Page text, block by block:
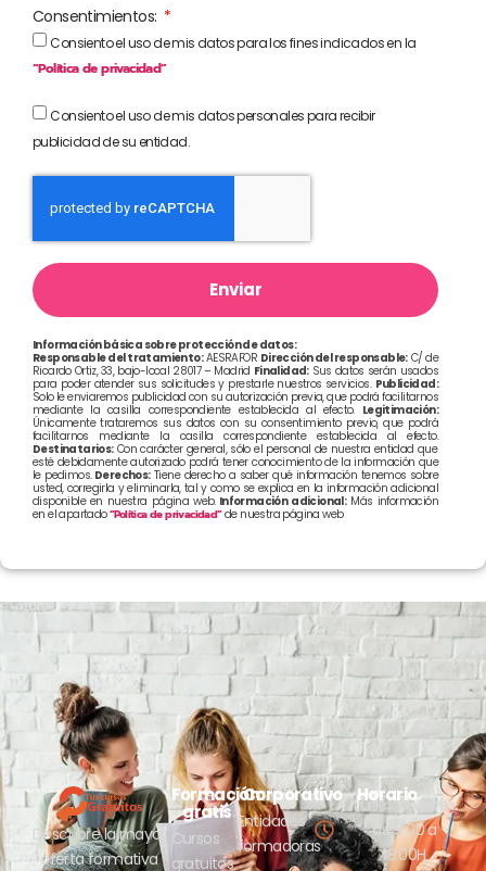
Consentimientos:
Consiento el uso de mis datos para los fines indicados en la
“Política de privacidad”
Consiento el uso de mis datos personales para recibir
publicidad de su entidad.
Enviar
Información básica sobre protección de datos:
Responsable del tratamiento:AESRAFOR Dirección del responsable:C/ de
Ricardo Ortiz, 33, bajo-local 28017 – Madrid Finalidad:Sus datos serán usados
para poder atender sus solicitudes y prestarle nuestros servicios. Publicidad:
Solo le enviaremos publicidad con su autorización previa, que podrá facilitarnos
mediante la casilla correspondiente establecida al efecto. Legitimación:
Únicamente trataremos sus datos con su consentimiento previo, que podrá
facilitarnos mediante la casilla correspondiente establecida al efecto.
Destinatarios:Con carácter general, sólo el personal de nuestra entidad que
esté debidamente autorizado podrá tener conocimiento de la información que
le pedimos.Derechos:Tiene derecho a saber qué información tenemos sobre
usted, corregirla y eliminarla, tal y como se explica en la información adicional
disponible en nuestra página web.Información adicional:Más información
en el apartado“Política de privacidad”de nuestra página web
Descubre la mayor
oferta formativa
Formación
gratis
Cursos
gratuitos
Corporativo
Entidades
formadoras
Horario
Lunes a jueves
de 9:00 a
18:00H